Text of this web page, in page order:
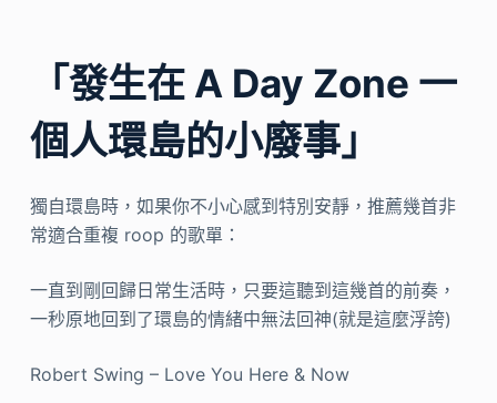
「發生在 A Day Zone 一
個人環島的小廢事」
獨自環島時，如果你不小心感到特別安靜，推薦幾首非
常適合重複 roop 的歌單：
一直到剛回歸日常生活時，只要這聽到這幾首的前奏，
一秒原地回到了環島的情緒中無法回神(就是這麼浮誇)
Robert Swing – Love You Here & Now